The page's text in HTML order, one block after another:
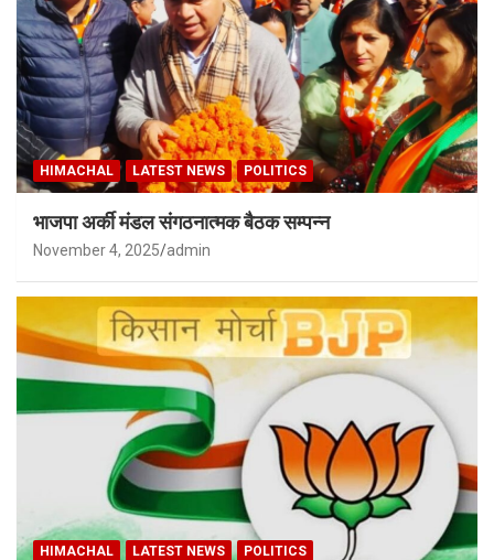
HIMACHAL LATEST NEWS POLITICS
भाजपा अर्की मंडल संगठनात्मक बैठक सम्पन्न
November 4, 2025 admin
HIMACHAL LATEST NEWS POLITICS